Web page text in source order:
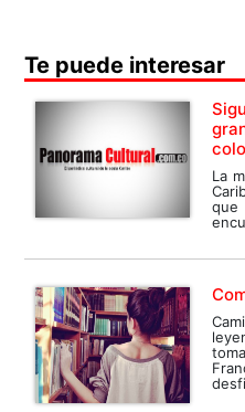
Te puede interesar
La